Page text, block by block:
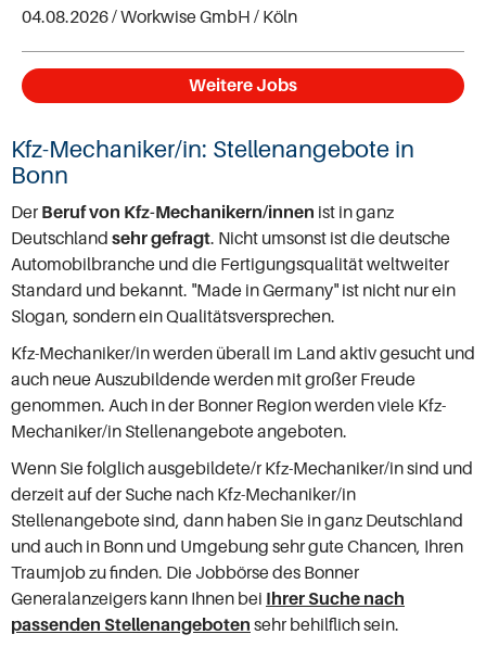
04.08.2026 /Workwise GmbH / Köln
Weitere Jobs
Kfz-Mechaniker/in: Stellenangebote in
Bonn
Der Beruf von Kfz-Mechanikern/innen ist in ganz
Deutschland sehr gefragt. Nicht umsonst ist die deutsche
Automobilbranche und die Fertigungsqualität weltweiter
Standard und bekannt. "Made in Germany" ist nicht nur ein
Slogan, sondern ein Qualitätsversprechen.
Kfz-Mechaniker/in werden überall im Land aktiv gesucht und
auch neue Auszubildende werden mit großer Freude
genommen. Auch in der Bonner Region werden viele Kfz-
Mechaniker/in Stellenangebote angeboten.
Wenn Sie folglich ausgebildete/r Kfz-Mechaniker/in sind und
derzeit auf der Suche nach Kfz-Mechaniker/in
Stellenangebote sind, dann haben Sie in ganz Deutschland
und auch in Bonn und Umgebung sehr gute Chancen, Ihren
Traumjob zu finden. Die Jobbörse des Bonner
Generalanzeigers kann Ihnen bei Ihrer Suche nach
passenden Stellenangeboten sehr behilflich sein.